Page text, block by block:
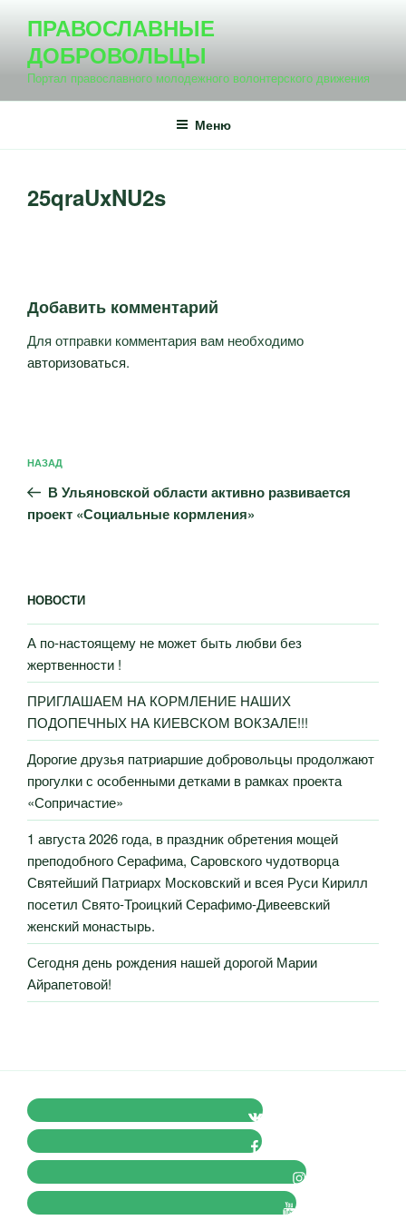
содержимому
ПРАВОСЛАВНЫЕ
ДОБРОВОЛЬЦЫ
Портал православного молодежного волонтерского движения
Меню
25qraUxNU2s
Добавить комментарий
Для отправки комментария вам необходимо
авторизоваться.
по
записям
Предыдущая
запись:
НАЗАД
В Ульяновской области активно развивается
проект «Социальные кормления»
НОВОСТИ
А по-настоящему не может быть любви без
жертвенности !
ПРИГЛАШАЕМ НА КОРМЛЕНИЕ НАШИХ
ПОДОПЕЧНЫХ НА КИЕВСКОМ ВОКЗАЛЕ!!!
Дорогие друзья патриаршие добровольцы продолжают
прогулки с особенными детками в рамках проекта
«Сопричастие»
1 августа 2026 года, в праздник обретения мощей
преподобного Серафима, Саровского чудотворца
Святейший Патриарх Московский и всея Руси Кирилл
посетил Свято-Троицкий Серафимо-Дивеевский
женский монастырь.
Сегодня день рождения нашей дорогой Марии
Айрапетовой!
VK Православные Добровольцы
FB Православные Добровольцы
Instagram Православные Добровольцы
Youtube Православные Добровольцы